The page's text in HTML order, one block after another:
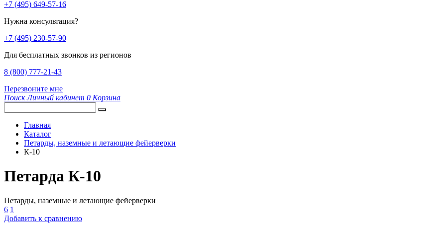
+7 (495) 649-57-16
Нужна консультация?
+7 (495) 230-57-90
Для бесплатных звонков из регионов
8 (800) 777-21-43
Перезвоните мне
Поиск Личный кабинет 0 Корзина
Главная
Каталог
Петарды, наземные и летающие фейерверки
К-10
Петарда К-10
Петарды, наземные и летающие фейерверки
6 1
Добавить к сравнению